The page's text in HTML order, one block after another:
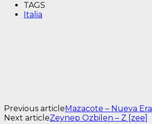
TAGS
Italia
Previous articleMazacote – Nueva Era
Next articleZeynep Ozbilen – Z [zee]